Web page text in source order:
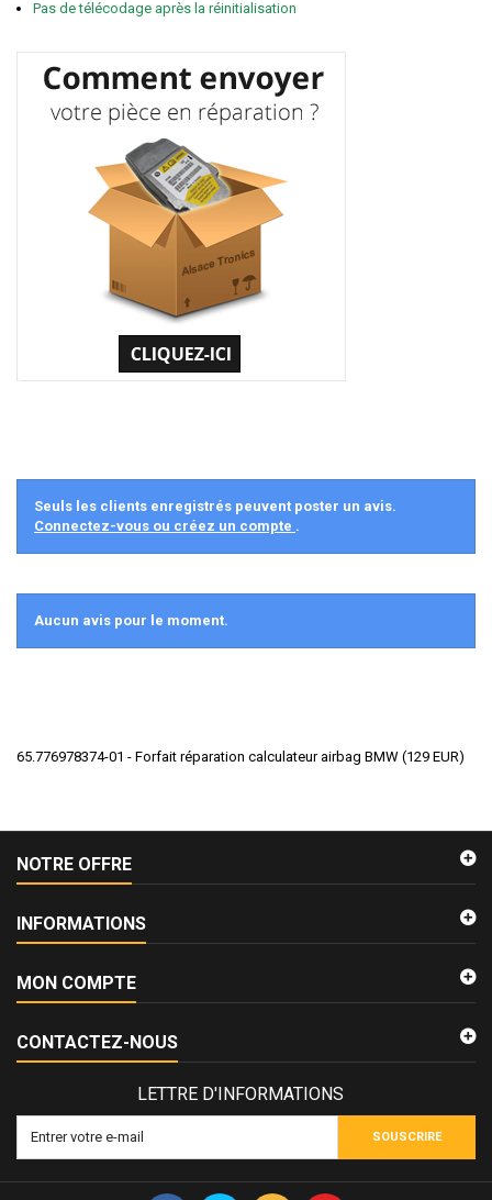
Pas de télécodage après la réinitialisation
Seuls les clients enregistrés peuvent poster un avis.
Connectez-vous ou créez un compte .
Aucun avis pour le moment.
65.776978374-01 - Forfait réparation calculateur airbag BMW (129 EUR)
NOTRE OFFRE
INFORMATIONS
MON COMPTE
CONTACTEZ-NOUS
LETTRE D'INFORMATIONS
SOUSCRIRE